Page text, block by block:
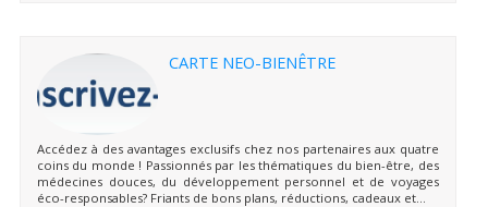
CARTE NEO-BIENÊTRE
Accédez à des avantages exclusifs chez nos partenaires aux quatre
coins du monde ! Passionnés par les thématiques du bien-être, des
médecines douces, du développement personnel et de voyages
éco-responsables? Friants de bons plans, réductions, cadeaux et...